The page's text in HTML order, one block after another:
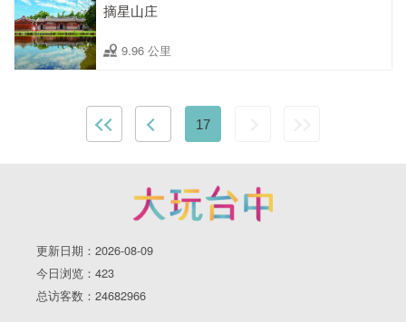
摘星山庄
9.96 公里
17
更新日期：2026-08-09
今日浏览：423
总访客数：24682966